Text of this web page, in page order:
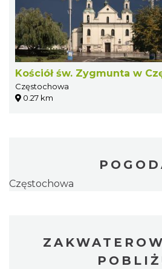
Kościół św. Zygmunta w
Częstochowa
0.27 km
Częstochowa